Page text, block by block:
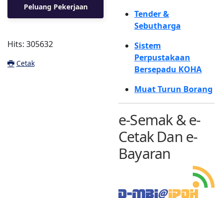
Peluang Pekerjaan
Hits: 305632
Cetak
Tender &
Sebutharga
Sistem
Perpustakaan
Bersepadu KOHA
Muat Turun Borang
e-Semak & e-
Cetak Dan e-
Bayaran